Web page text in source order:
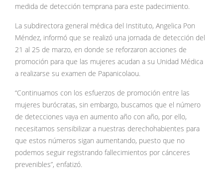
medida de detección temprana para este padecimiento.
La subdirectora general médica del Instituto, Angelica Pon
Méndez, informó que se realizó una jornada de detección del
21 al 25 de marzo, en donde se reforzaron acciones de
promoción para que las mujeres acudan a su Unidad Médica
a realizarse su examen de Papanicolaou.
“Continuamos con los esfuerzos de promoción entre las
mujeres burócratas, sin embargo, buscamos que el número
de detecciones vaya en aumento año con año, por ello,
necesitamos sensibilizar a nuestras derechohabientes para
que estos números sigan aumentando, puesto que no
podemos seguir registrando fallecimientos por cánceres
prevenibles”, enfatizó.